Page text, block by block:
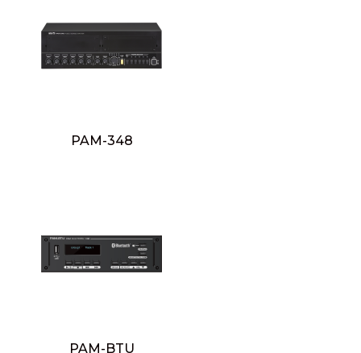
PAM-348
PAM-BTU